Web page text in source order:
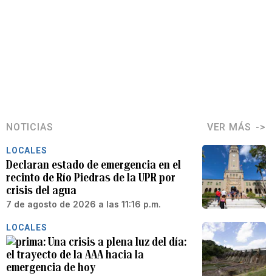
NOTICIAS VER MÁS
LOCALES
Declaran estado de emergencia en el
recinto de Río Piedras de la UPR por
crisis del agua
7 de agosto de 2026 a las 11:16 p.m.
LOCALES
Una crisis a plena luz del día:
el trayecto de la AAA hacia la
emergencia de hoy